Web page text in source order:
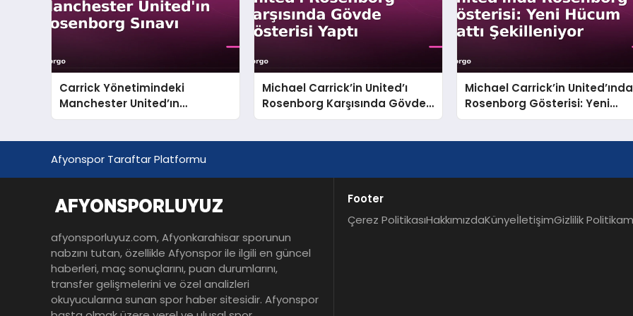
Carrick Yönetimindeki
Manchester United’ın
Rosenborg Sınavı
Michael Carrick’in United’ı
Rosenborg Karşısında Gövde
Gösterisi Yaptı
Michael Carrick’in United’ında
Rosenborg Gösterisi: Yeni
Hücum Hattı Şekilleniyor
Afyonspor Taraftar Platformu
afyonsporluyuz.com, Afyonkarahisar sporunun
nabzını tutan, özellikle Afyonspor ile ilgili en güncel
haberleri, maç sonuçlarını, puan durumlarını,
transfer gelişmelerini ve özel analizleri
okuyucularına sunan spor haber sitesidir. Afyonspor
Footer
Çerez PolitikasıHakkımızdaKünyeİletişimGizlilik